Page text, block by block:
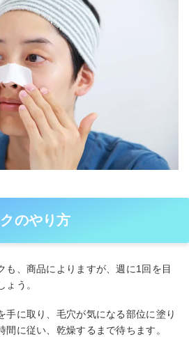
のやり方
も、商品によりますが、週に1回を目
う。
手に取り、毛穴が気になる部位に塗り
間に従い、乾燥するまで待ちます。